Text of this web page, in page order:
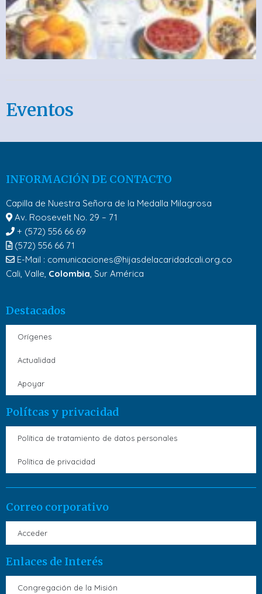
Eventos
INFORMACIÓN DE CONTACTO
Capilla de Nuestra Señora de la Medalla Milagrosa
Av. Roosevelt No. 29 – 71
+ (572) 556 66 69
(572) 556 66 71
E-Mail : comunicaciones@hijasdelacaridadcali.org.co
Cali, Valle, Colombia, Sur América
Destacados
Orígenes
Actualidad
Apoyar
Polítcas y privacidad
Política de tratamiento de datos personales
Política de privacidad
Correo corporativo
Acceder
Enlaces de Interés
Congregación de la Misión